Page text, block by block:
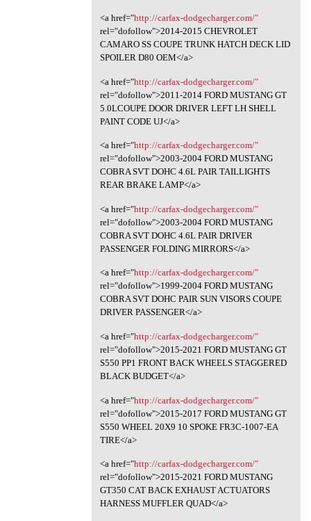
<a href="http://carfax-dodgecharger.com/"
rel="dofollow">2014-2015 CHEVROLET
CAMARO SS COUPE TRUNK HATCH DECK LID
SPOILER D80 OEM</a>
<a href="http://carfax-dodgecharger.com/"
rel="dofollow">2011-2014 FORD MUSTANG GT
5.0LCOUPE DOOR DRIVER LEFT LH SHELL
PAINT CODE UJ</a>
<a href="http://carfax-dodgecharger.com/"
rel="dofollow">2003-2004 FORD MUSTANG
COBRA SVT DOHC 4.6L PAIR TAILLIGHTS
REAR BRAKE LAMP</a>
<a href="http://carfax-dodgecharger.com/"
rel="dofollow">2003-2004 FORD MUSTANG
COBRA SVT DOHC 4.6L PAIR DRIVER
PASSENGER FOLDING MIRRORS</a>
<a href="http://carfax-dodgecharger.com/"
rel="dofollow">1999-2004 FORD MUSTANG
COBRA SVT DOHC PAIR SUN VISORS COUPE
DRIVER PASSENGER</a>
<a href="http://carfax-dodgecharger.com/"
rel="dofollow">2015-2021 FORD MUSTANG GT
S550 PP1 FRONT BACK WHEELS STAGGERED
BLACK BUDGET</a>
<a href="http://carfax-dodgecharger.com/"
rel="dofollow">2015-2017 FORD MUSTANG GT
S550 WHEEL 20X9 10 SPOKE FR3C-1007-EA
TIRE</a>
<a href="http://carfax-dodgecharger.com/"
rel="dofollow">2015-2021 FORD MUSTANG
GT350 CAT BACK EXHAUST ACTUATORS
HARNESS MUFFLER QUAD</a>